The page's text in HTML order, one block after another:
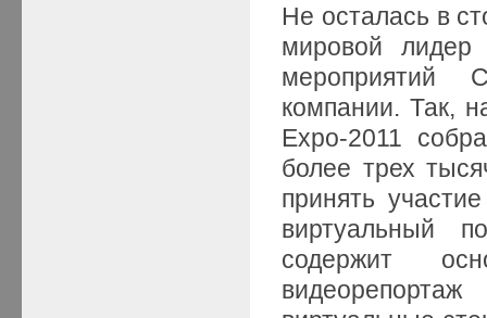
Не осталась в
мировой лидер
мероприятий
компании. Так,
Expo-2011
более трех
принять
виртуальный
содержит